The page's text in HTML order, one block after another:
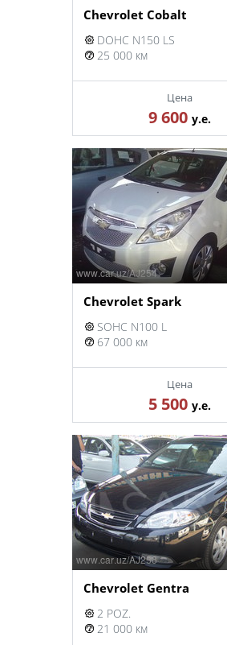
Chevrolet Cobalt
DOHC N150 LS
25 000 км
Цена
9 600 у.е.
Chevrolet Spark
SOHC N100 L
67 000 км
Цена
5 500 у.е.
Chevrolet Gentra
2 POZ.
21 000 км